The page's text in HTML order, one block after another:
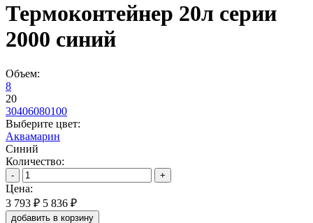
Термоконтейнер 20л серии
2000 синий
Объем:
8
20
30406080100
Выберите цвет:
Аквамарин
Синий
Количество:
- +
Цена:
3 793 ₽ 5 836 ₽
добавить в корзину